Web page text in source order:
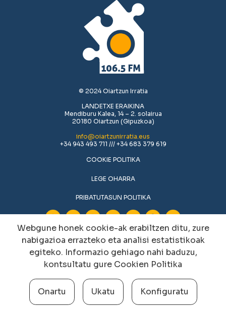
© 2024 Oiartzun Irratia
LANDETXE ERAIKINA
Mendiburu Kalea, 14 – 2. solairua
20180 Oiartzun (Gipuzkoa)
info@oiartzunirratia.eus
+34 943 493 711 /// +34 683 379 619
COOKIE POLITIKA
LEGE OHARRA
PRIBATUTASUN POLITIKA
Cookien konfigurazioa aldatu
Webgune honek cookie-ak erabiltzen ditu, zure
nabigazioa errazteko eta analisi estatistikoak
egiteko. Informazio gehiago nahi baduzu,
kontsultatu gure Cookien Politika
Onartu Ukatu Konfiguratu